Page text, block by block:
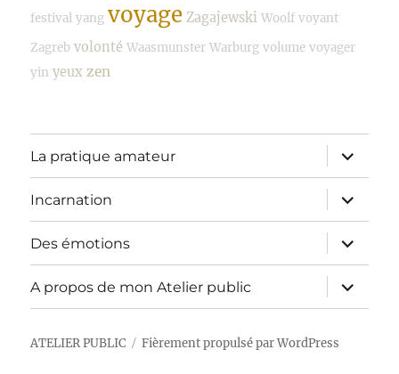
festival yang voyage Zagajewski Woolf voyant
Zagreb volonté Waasmunster Warburg volume voyager
yin yeux zen
La pratique amateur
ouvrir
le
sous-
menu
Incarnation
ouvrir
le
sous-
menu
Des émotions
ouvrir
le
sous-
menu
A propos de mon Atelier public
ouvrir
le
sous-
ATELIER PUBLIC Fièrement propulsé par WordPress